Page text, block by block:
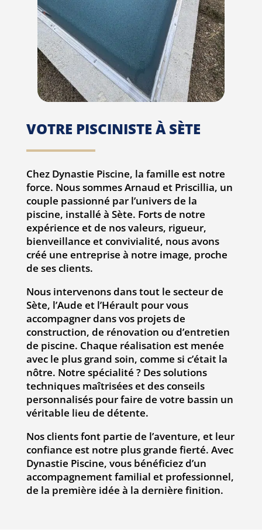
VOTRE PISCINISTE À SÈTE
Chez Dynastie Piscine, la famille est notre
force. Nous sommes Arnaud et Priscillia, un
couple passionné par l’univers de la
piscine, installé à Sète. Forts de notre
expérience et de nos valeurs, rigueur,
bienveillance et convivialité, nous avons
créé une entreprise à notre image, proche
de ses clients.
Nous intervenons dans tout le secteur de
Sète, l’Aude et l’Hérault pour vous
accompagner dans vos projets de
construction, de rénovation ou d’entretien
de piscine. Chaque réalisation est menée
avec le plus grand soin, comme si c’était la
nôtre. Notre spécialité ? Des solutions
techniques maîtrisées et des conseils
personnalisés pour faire de votre bassin un
véritable lieu de détente.
Nos clients font partie de l’aventure, et leur
confiance est notre plus grande fierté. Avec
Dynastie Piscine, vous bénéficiez d’un
accompagnement familial et professionnel,
de la première idée à la dernière finition.